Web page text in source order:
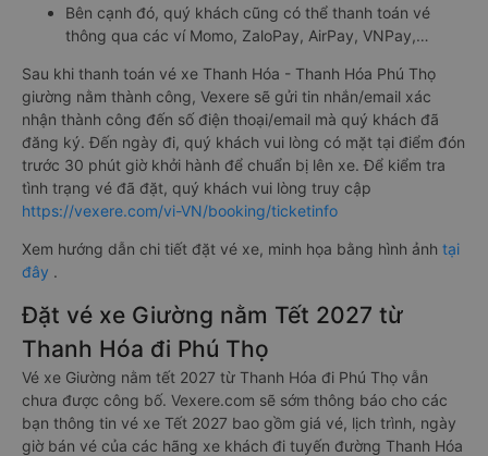
Bên cạnh đó, quý khách cũng có thể thanh toán vé
thông qua các ví Momo, ZaloPay, AirPay, VNPay,…
Sau khi thanh toán vé xe Thanh Hóa - Thanh Hóa Phú Thọ
giường nằm thành công, Vexere sẽ gửi tin nhắn/email xác
nhận thành công đến số điện thoại/email mà quý khách đã
đăng ký. Đến ngày đi, quý khách vui lòng có mặt tại điểm đón
trước 30 phút giờ khởi hành để chuẩn bị lên xe. Để kiểm tra
tình trạng vé đã đặt, quý khách vui lòng truy cập
https://vexere.com/vi-VN/booking/ticketinfo
Xem hướng dẫn chi tiết đặt vé xe, minh họa bằng hình ảnh tại
đây .
Đặt vé xe Giường nằm Tết 2027 từ
Thanh Hóa đi Phú Thọ
Vé xe Giường nằm tết 2027 từ Thanh Hóa đi Phú Thọ vẫn
chưa được công bố. Vexere.com sẽ sớm thông báo cho các
bạn thông tin vé xe Tết 2027 bao gồm giá vé, lịch trình, ngày
giờ bán vé của các hãng xe khách đi tuyến đường Thanh Hóa